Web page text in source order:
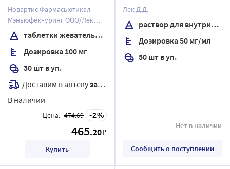
Новартис Фармасьютикал
Мэньюфекчуринг ООО/Лек
Фармасьютикалс д.д.
таблетки жевательные
Дозировка 100 мг
30 шт в уп.
Доставим в аптекузавтра
В наличии
Цена: 474.69 2
465.20₽
Купить
внутримышечного
введения 2 мл ампулы 50
шт.
Лек Д.Д.
раствор для внутримышечного введения
Дозировка 50 мг/мл
50 шт в уп.
Нет в наличии
Сообщить о поступлении